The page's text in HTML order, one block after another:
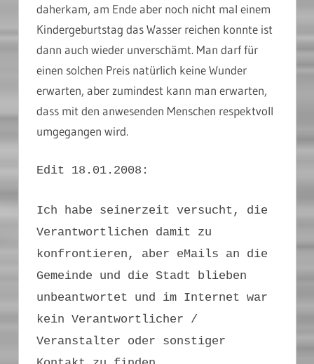
daherkam, am Ende aber noch nicht mal einem
Kindergeburtstag das Wasser reichen konnte ist
dann auch wieder unverschämt. Man darf für
einen solchen Preis natürlich keine Wunder
erwarten, aber zumindest kann man erwarten,
dass mit den anwesenden Menschen respektvoll
umgegangen wird.
Edit 18.01.2008:
Ich habe seinerzeit versucht, die
Verantwortlichen damit zu
konfrontieren, aber eMails an die
Gemeinde und die Stadt blieben
unbeantwortet und im Internet war
kein Verantwortlicher /
Veranstalter oder sonstiger